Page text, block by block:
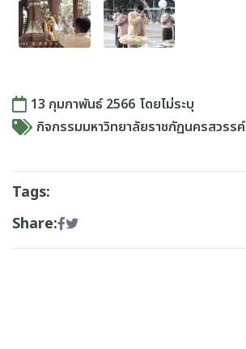
13 กุมภาพันธ์ 2566 โดยไม่ระบุ
กิจกรรมมหาวิทยาลัยราชภัฏนครสวรรค์
Tags:
Share: